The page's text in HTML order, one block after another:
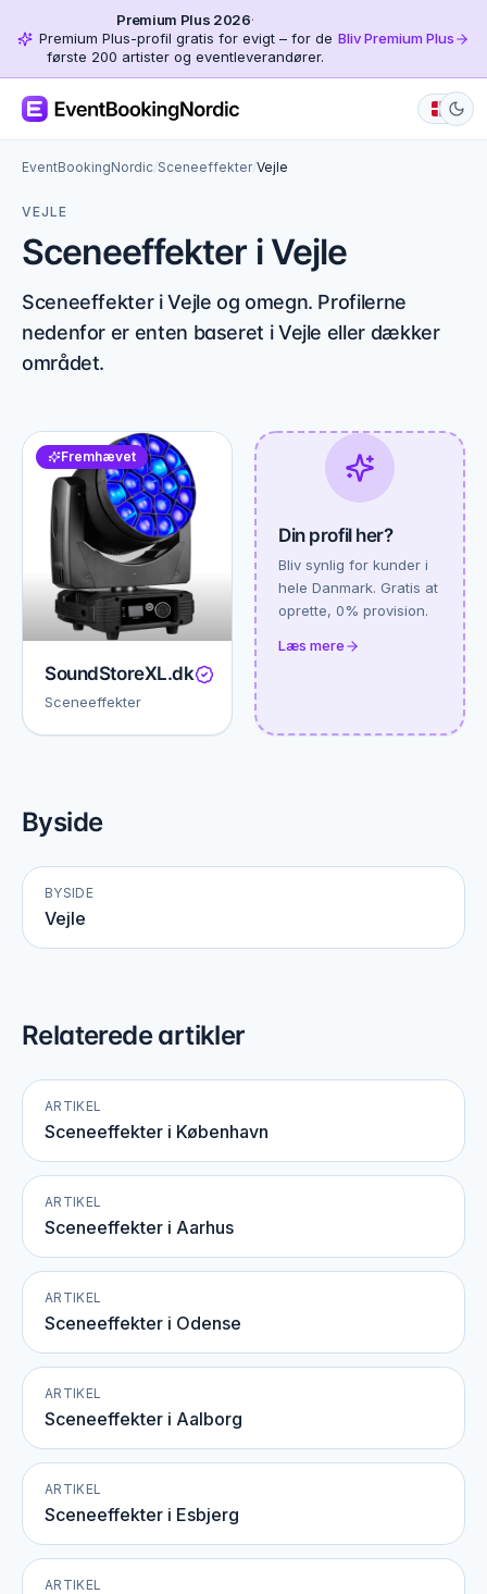
Premium Plus 2026·
Premium Plus-profil gratis for evigt – for de
første 200 artister og eventleverandører.
Bliv Premium Plus
EventBookingNordic/Sceneeffekter/Vejle
VEJLE
Sceneeffekter i Vejle
Sceneeffekter i Vejle og omegn. Profilerne
nedenfor er enten baseret i Vejle eller dækker
området.
Fremhævet
SoundStoreXL.dk
Sceneeffekter
Din profil her?
Bliv synlig for kunder i
hele Danmark. Gratis at
oprette, 0% provision.
Læs mere
Byside
BYSIDE
Vejle
Relaterede artikler
ARTIKEL
Sceneeffekter i København
ARTIKEL
Sceneeffekter i Aarhus
ARTIKEL
Sceneeffekter i Odense
ARTIKEL
Sceneeffekter i Aalborg
ARTIKEL
Sceneeffekter i Esbjerg
ARTIKEL